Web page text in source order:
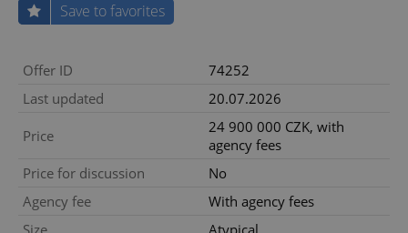
Save to favorites
Offer ID
74252
Last updated
20.07.2026
Price
24 900 000 CZK, with
agency fees
Price for discussion
No
Agency fee
With agency fees